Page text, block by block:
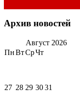
Архив новостей
Август 2026
ПнВтСрЧт
27 28 29 3031